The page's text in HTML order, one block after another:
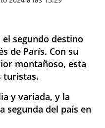
el segundo destino
de París. Con su
montañoso, esta
turistas.
y variada, y la
segunda del país en